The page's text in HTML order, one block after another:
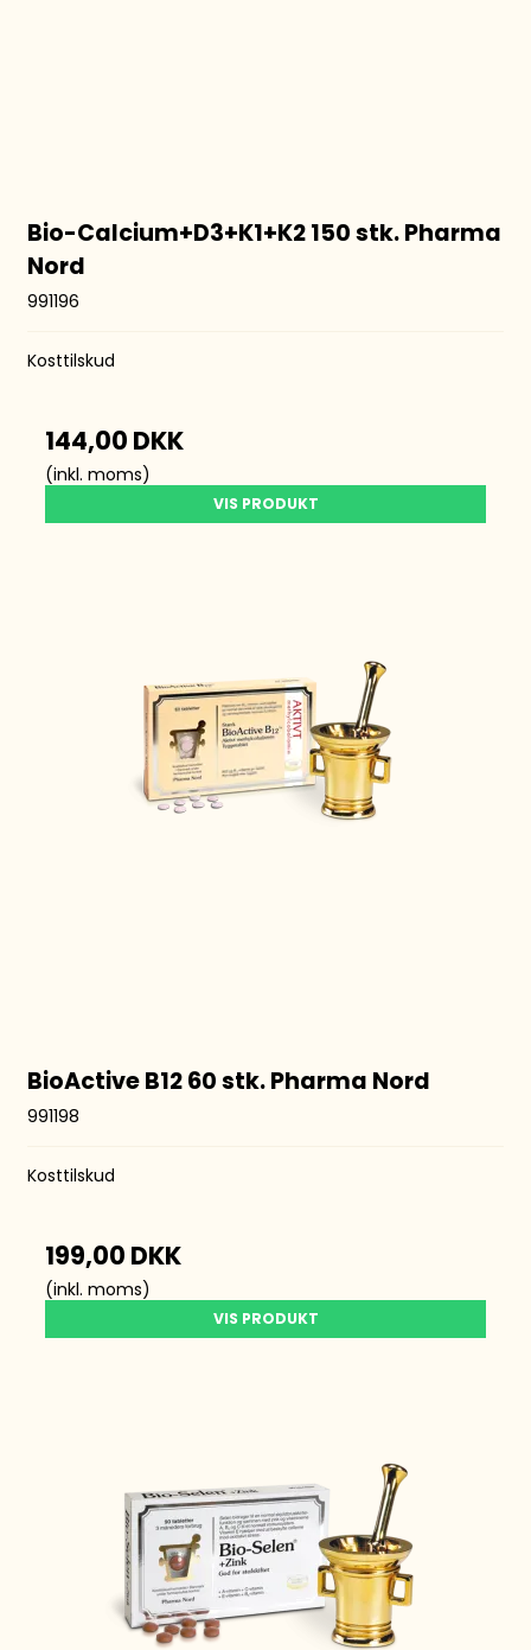
Bio-Calcium+D3+K1+K2 150 stk. Pharma
Nord
991196
Kosttilskud
144,00 DKK
(inkl. moms)
VIS PRODUKT
BioActive B12 60 stk. Pharma Nord
991198
Kosttilskud
199,00 DKK
(inkl. moms)
VIS PRODUKT